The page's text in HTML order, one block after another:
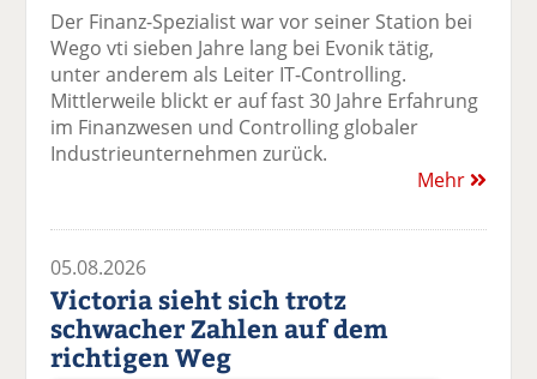
Der Finanz-Spezialist war vor seiner Station bei
Wego vti sieben Jahre lang bei Evonik tätig,
unter anderem als Leiter IT-Controlling.
Mittlerweile blickt er auf fast 30 Jahre Erfahrung
im Finanzwesen und Controlling globaler
Industrieunternehmen zurück.
Mehr
05.08.2026
Victoria sieht sich trotz
schwacher Zahlen auf dem
richtigen Weg